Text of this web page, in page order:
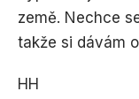
země. Nechce
takže si dávám
HH